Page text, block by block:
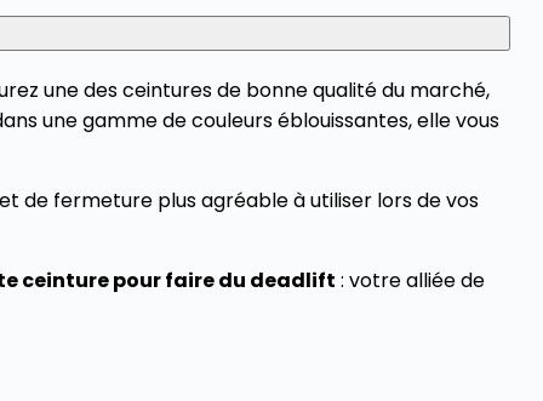
une des ceintures de bonne qualité du marché,
une gamme de couleurs éblouissantes, elle vous
de fermeture plus agréable à utiliser lors de vos
ceinture pour faire du deadlift : votre alliée de